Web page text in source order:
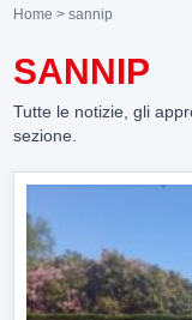
Home > sannip
SANNIP
Tutte le notizie, gli
sezione.